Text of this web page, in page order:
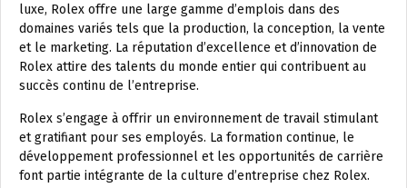
luxe, Rolex offre une large gamme d’emplois dans des
domaines variés tels que la production, la conception, la vente
et le marketing. La réputation d’excellence et d’innovation de
Rolex attire des talents du monde entier qui contribuent au
succès continu de l’entreprise.
Rolex s’engage à offrir un environnement de travail stimulant
et gratifiant pour ses employés. La formation continue, le
développement professionnel et les opportunités de carrière
font partie intégrante de la culture d’entreprise chez Rolex.